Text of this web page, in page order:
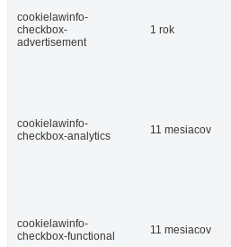
cookielawinfo-
checkbox-
advertisement
1 rok
cookielawinfo-
checkbox-analytics
11 mesiacov
cookielawinfo-
checkbox-functional
11 mesiacov